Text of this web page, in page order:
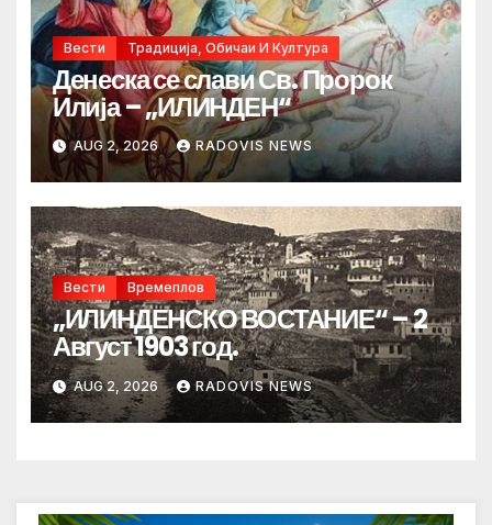
Вести Традиција, Обичаи И Култура
Денеска се слави Св. Пророк
Илија – „ИЛИНДЕН“
AUG 2, 2026 RADOVIS NEWS
Вести Времеплов
„ИЛИНДЕНСКО ВОСТАНИЕ“ – 2
Август 1903 год.
AUG 2, 2026 RADOVIS NEWS